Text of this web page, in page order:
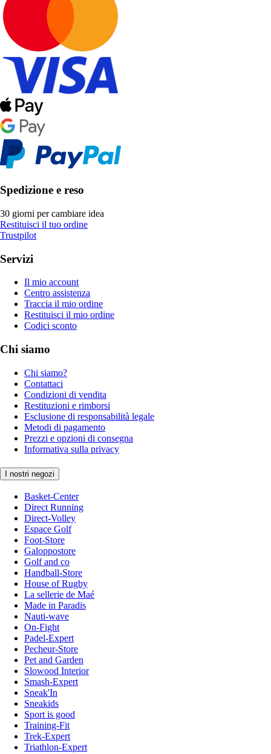
Spedizione e reso
30 giorni per cambiare idea
Restituisci il tuo ordine
Trustpilot
Servizi
Il mio account
Centro assistenza
Traccia il mio ordine
Restituisci il mio ordine
Codici sconto
Chi siamo
Chi siamo?
Contattaci
Condizioni di vendita
Restituzioni e rimborsi
Esclusione di responsabilità legale
Metodi di pagamento
Prezzi e opzioni di consegna
Informativa sulla privacy
I nostri negozi
Basket-Center
Direct Running
Direct-Volley
Espace Golf
Foot-Store
Galoppostore
Golf and co
Handball-Store
House of Rugby
La sellerie de Maé
Made in Paradis
Nauti-wave
On-Fight
Padel-Expert
Pecheur-Store
Pet and Garden
Slowood Interior
Smash-Expert
Sneak'In
Sneakids
Sport is good
Training-Fit
Trek-Expert
Triathlon-Expert